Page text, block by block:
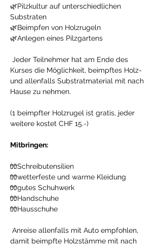
🌿Pilzkultur auf unterschiedlichen
Substraten
🌿Beimpfen von Holzrugeln
🌿Anlegen eines Pilzgartens
Kurses die Möglichkeit, beimpftes Holz-
und allenfalls Substratmaterial mit nach
Hause zu nehmen.
(1 beimpfter Holzrugel ist gratis, jeder
weitere kostet CHF 15.-)
Mitbringen:
🧤Schreibutensilien
🧤wetterfeste und warme Kleidung
🧤gutes Schuhwerk
🧤Handschuhe
🧤Hausschuhe
damit beimpfte Holzstämme mit nach